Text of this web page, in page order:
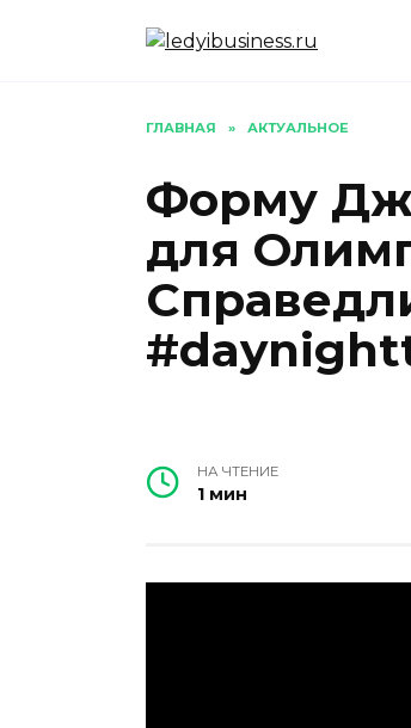
ГЛАВНАЯ » АКТУАЛЬНОЕ
Форму
для
НА ЧТЕНИЕ
1 мин